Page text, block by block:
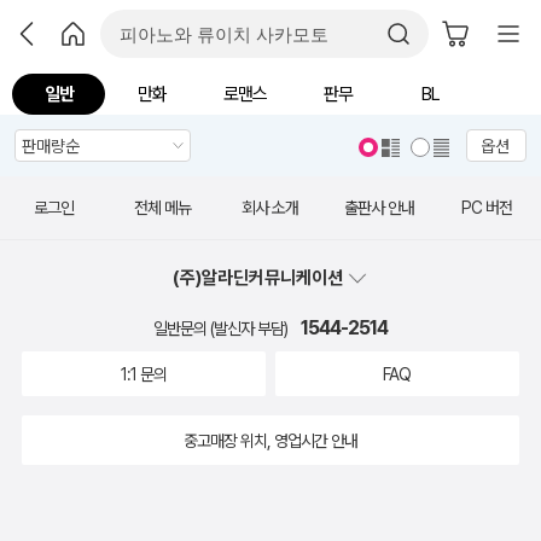
일반 만화 로맨스 판무 BL
옵션
로그인 전체 메뉴 회사 소개 출판사 안내 PC 버전
(주)알라딘커뮤니케이션
일반문의 (발신자 부담) 1544-2514
1:1 문의 FAQ
중고매장 위치, 영업시간 안내